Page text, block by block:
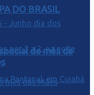
DO BRASIL
do mês de